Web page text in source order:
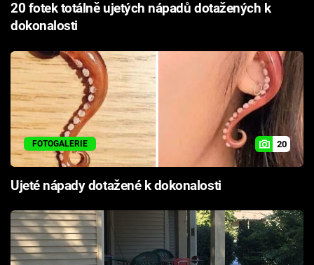
20 fotek totálně ujetých nápadů dotažených k
dokonalosti
FOTOGALERIE 20
Ujeté nápady dotažené k dokonalosti